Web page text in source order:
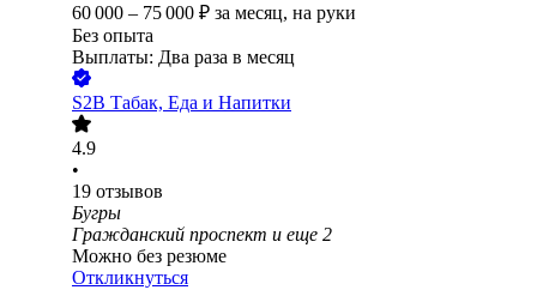
60 000 – 75 000 ₽ за месяц, на руки
Без опыта
Выплаты: Два раза в месяц
S2B Табак, Еда и Напитки
4.9
•
19 отзывов
Бугры
Гражданский проспект и еще 2
Можно без резюме
Откликнуться